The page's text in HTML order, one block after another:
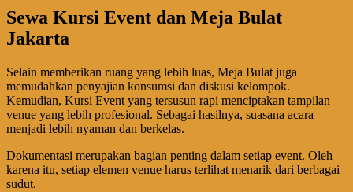
Sewa Kursi Event dan Meja Bulat
Jakarta
Selain memberikan ruang yang lebih luas, Meja Bulat juga
memudahkan penyajian konsumsi dan diskusi kelompok.
Kemudian, Kursi Event yang tersusun rapi menciptakan tampilan
venue yang lebih profesional. Sebagai hasilnya, suasana acara
menjadi lebih nyaman dan berkelas.
Dokumentasi merupakan bagian penting dalam setiap event. Oleh
karena itu, setiap elemen venue harus terlihat menarik dari berbagai
sudut.